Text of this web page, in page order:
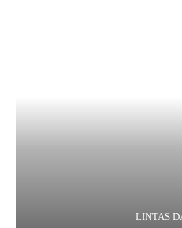
LINTAS